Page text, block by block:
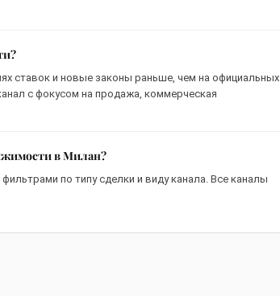
ставок и новые законы раньше, чем на официальных
с фокусом на продажа, коммерческая
в Милан?
по типу сделки и виду канала. Все каналы